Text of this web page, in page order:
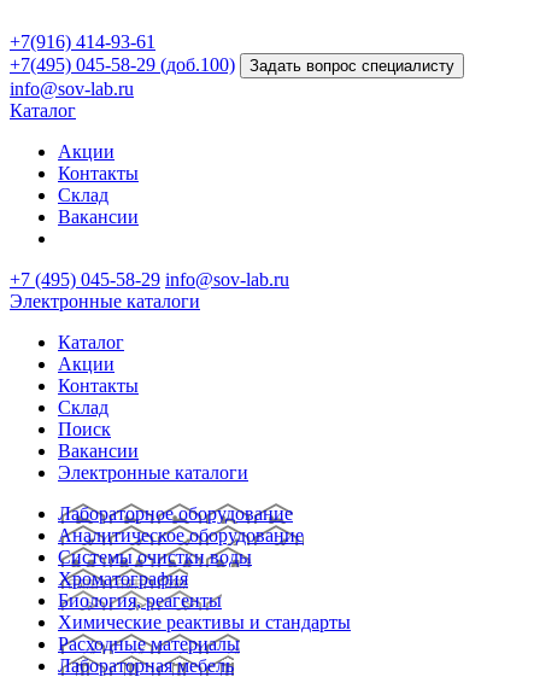
+7(916) 414-93-61
+7(495) 045-58-29 (доб.100)
Задать вопрос специалисту
info@sov-lab.ru
Каталог
Акции
Контакты
Склад
Вакансии
+7 (495) 045-58-29 info@sov-lab.ru
Электронные каталоги
Каталог
Акции
Контакты
Склад
Поиск
Вакансии
Электронные каталоги
Лабораторное оборудование
Аналитическое оборудование
Системы очистки воды
Хроматография
Биология, реагенты
Химические реактивы и стандарты
Расходные материалы
Лабораторная мебель